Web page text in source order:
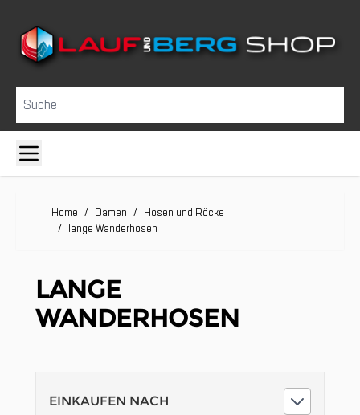
Suche
Home / Damen / Hosen und Röcke
/ lange Wanderhosen
LANGE
WANDERHOSEN
EINKAUFEN NACH